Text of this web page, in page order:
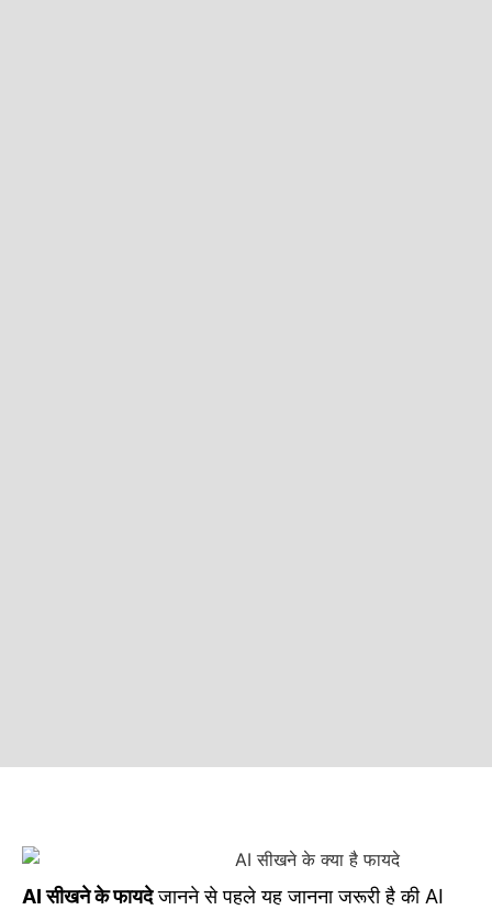
AI सीखने के फायदेजानने से पहले यह जानना जरूरी है की AI